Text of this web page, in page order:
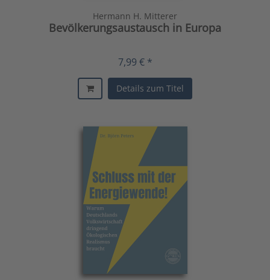
Hermann H. Mitterer
Bevölkerungsaustausch in Europa
7,99 € *
Details zum Titel